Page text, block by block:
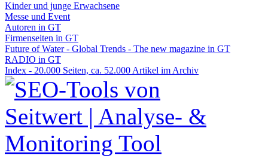
Kinder und junge Erwachsene
Messe und Event
Autoren in GT
Firmenseiten in GT
Future of Water - Global Trends - The new magazine in GT
RADIO in GT
Index - 20.000 Seiten, ca. 52.000 Artikel im Archiv